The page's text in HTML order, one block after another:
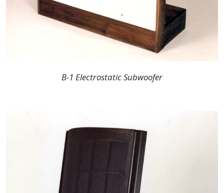
B-1 Electrostatic Subwoofer